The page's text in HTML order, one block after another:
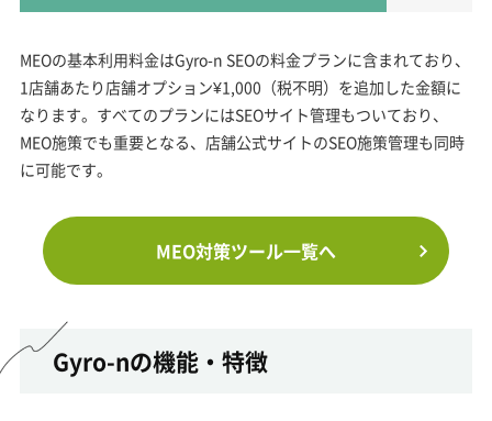
MEOの基本利用料金はGyro-n SEOの料金プランに含まれており、
1店舗あたり店舗オプション¥1,000（税不明）を追加した金額に
なります。すべてのプランにはSEOサイト管理もついており、
MEO施策でも重要となる、店舗公式サイトのSEO施策管理も同時
に可能です。
MEO対策ツール一覧へ
Gyro-nの機能・特徴